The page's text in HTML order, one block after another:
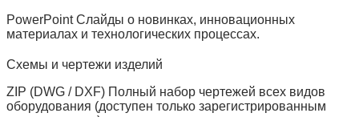
PowerPoint Слайды о новинках, инновационных
материалах и технологических процессах.
Схемы и чертежи изделий
ZIP (DWG / DXF) Полный набор чертежей всех видов
оборудования (доступен только зарегистрированным